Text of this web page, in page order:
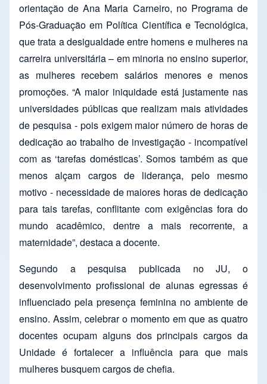
orientação de Ana Maria Carneiro, no Programa de
Pós-Graduação em Política Científica e Tecnológica,
que trata a desigualdade entre homens e mulheres na
carreira universitária – em minoria no ensino superior,
as mulheres recebem salários menores e menos
promoções. “A maior iniquidade está justamente nas
universidades públicas que realizam mais atividades
de pesquisa - pois exigem maior número de horas de
dedicação ao trabalho de investigação - incompatível
com as ‘tarefas domésticas’. Somos também as que
menos alçam cargos de liderança, pelo mesmo
motivo - necessidade de maiores horas de dedicação
para tais tarefas, conflitante com exigências fora do
mundo acadêmico, dentre a mais recorrente, a
maternidade”, destaca a docente.
Segundo a pesquisa publicada no JU, o
desenvolvimento profissional de alunas egressas é
influenciado pela presença feminina no ambiente de
ensino. Assim, celebrar o momento em que as quatro
docentes ocupam alguns dos principais cargos da
Unidade é fortalecer a influência para que mais
mulheres busquem cargos de chefia.